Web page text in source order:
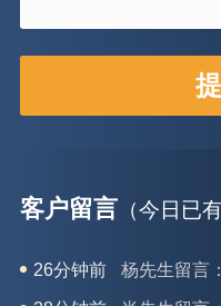
客户留言 （今日已
28分钟前 肖先生留言